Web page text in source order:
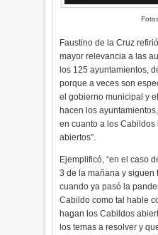
Faustino de la Cruz
mayor relevancia a las
los 125 ayuntamientos,
porque a veces son
el gobierno municipal y
hacen los
en cuanto a los
abiertos”.
Ejemplificó, “en el caso
3 de la mañana y siguen
cuando ya pasó la
Cabildo como tal hable
hagan los Cabildos
los temas a resolver y